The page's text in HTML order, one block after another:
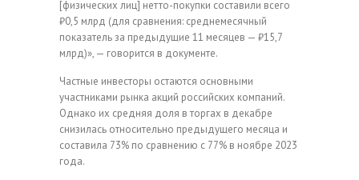
[физических лиц] нетто-покупки составили всего
₽0,5 млрд (для сравнения: среднемесячный
показатель за предыдущие 11 месяцев — ₽15,7
млрд)», — говорится в документе.
Частные инвесторы остаются основными
участниками рынка акций российских компаний.
Однако их средняя доля в торгах в декабре
снизилась относительно предыдущего месяца и
составила 73% по сравнению с 77% в ноябре 2023
года.